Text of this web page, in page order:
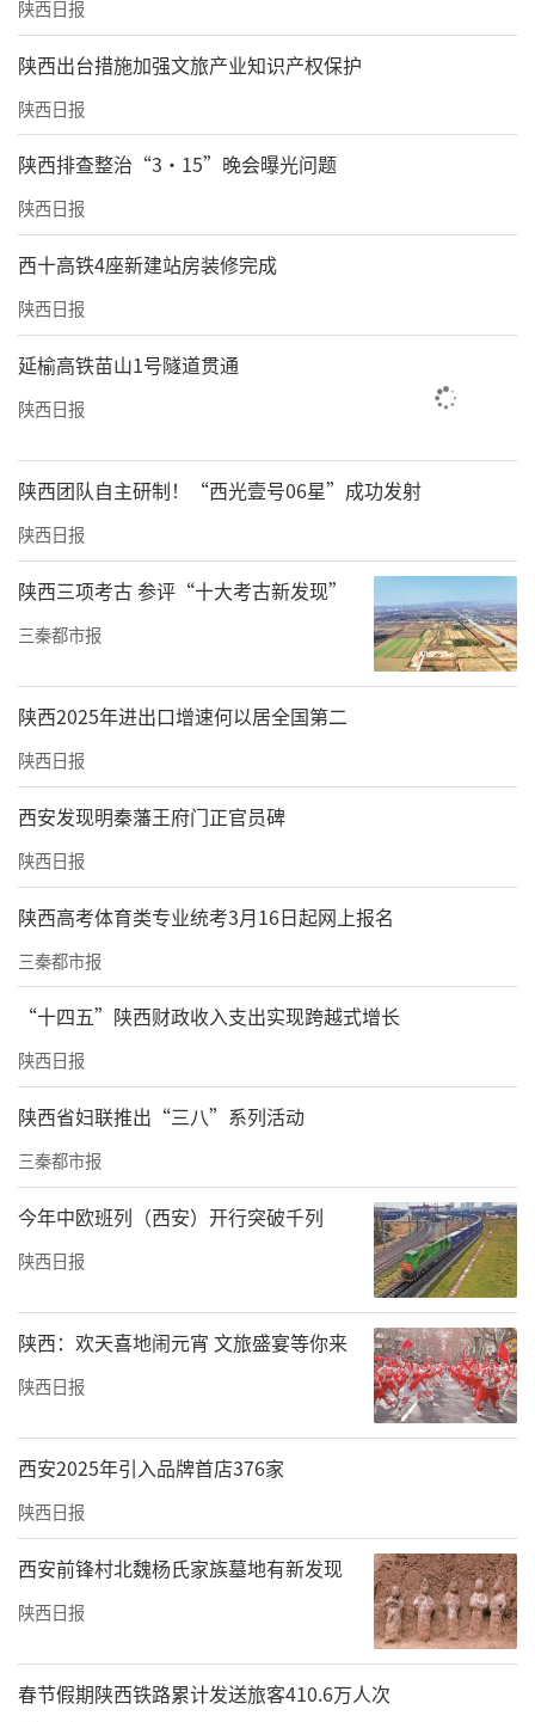
陕西日报
​陕西出台措施加强文旅产业知识产权保护
陕西日报
陕西排查整治“3·15”晚会曝光问题
陕西日报
西十高铁4座新建站房装修完成
陕西日报
延榆高铁苗山1号隧道贯通
陕西日报
陕西团队自主研制！“西光壹号06星”成功发射
陕西日报
陕西三项考古 参评“十大考古新发现”
三秦都市报
陕西2025年进出口增速何以居全国第二
陕西日报
西安发现明秦藩王府门正官员碑
陕西日报
陕西高考体育类专业统考3月16日起网上报名
三秦都市报
“十四五”陕西财政收入支出实现跨越式增长
陕西日报
陕西省妇联推出“三八”系列活动
三秦都市报
今年中欧班列（西安）开行突破千列
陕西日报
陕西：欢天喜地闹元宵 文旅盛宴等你来
陕西日报
西安2025年引入品牌首店376家
陕西日报
西安前锋村北魏杨氏家族墓地有新发现
陕西日报
春节假期陕西铁路累计发送旅客410.6万人次